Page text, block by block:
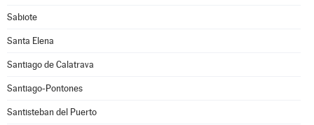
Sabiote
Santa Elena
Santiago de Calatrava
Santiago-Pontones
Santisteban del Puerto